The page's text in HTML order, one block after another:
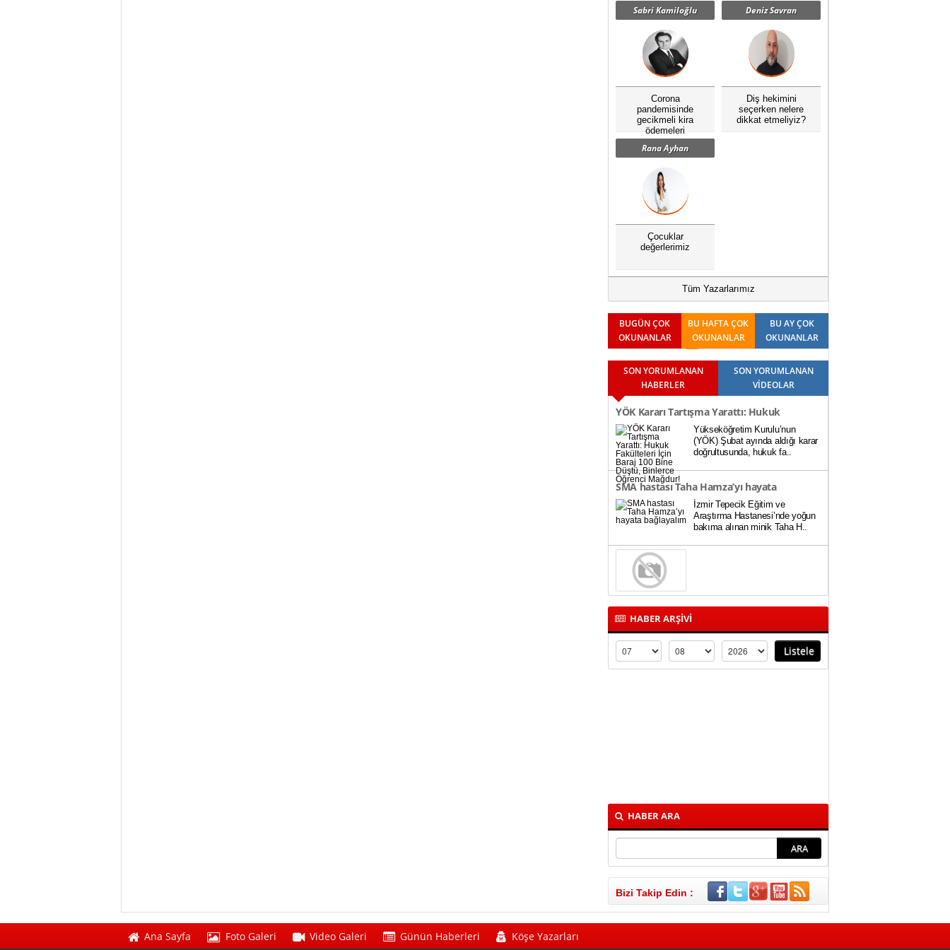
Sabri Kamiloğlu
Corona
pandemisinde
gecikmeli kira
ödemeleri
Deniz Savran
Diş hekimini
seçerken nelere
dikkat etmeliyiz?
Rana Ayhan
Çocuklar
değerlerimiz
Tüm Yazarlarımız
BUGÜN ÇOK
OKUNANLAR
BU HAFTA ÇOK
OKUNANLAR
BU AY ÇOK
OKUNANLAR
SON YORUMLANAN
HABERLER
SON YORUMLANAN
VİDEOLAR
YÖK Kararı Tartışma Yarattı: Hukuk
Fakülteleri İçin Baraj 100 Bine Düştü,
Binlerce Öğrenci Mağdur!
Yükseköğretim Kurulu’nun
(YÖK) Şubat ayında aldığı karar
doğrultusunda, hukuk fa..
SMA hastası Taha Hamza’yı hayata
bağlayalım
İzmir Tepecik Eğitim ve
Araştırma Hastanesi’nde yoğun
bakıma alınan minik Taha H..
HABER ARŞİVİ
HABER ARA
Bizi Takip Edin :
Ana Sayfa Foto Galeri Video Galeri Günün Haberleri Köşe Yazarları